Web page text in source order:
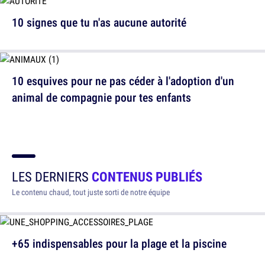
10 esquives pour ne pas céder à l'adoption d'un
animal de compagnie pour tes enfants
10 signes que tu n'as aucune autorité
LES DERNIERS CONTENUS PUBLIÉS
Le contenu chaud, tout juste sorti de notre équipe
+65 indispensables pour la plage et la piscine